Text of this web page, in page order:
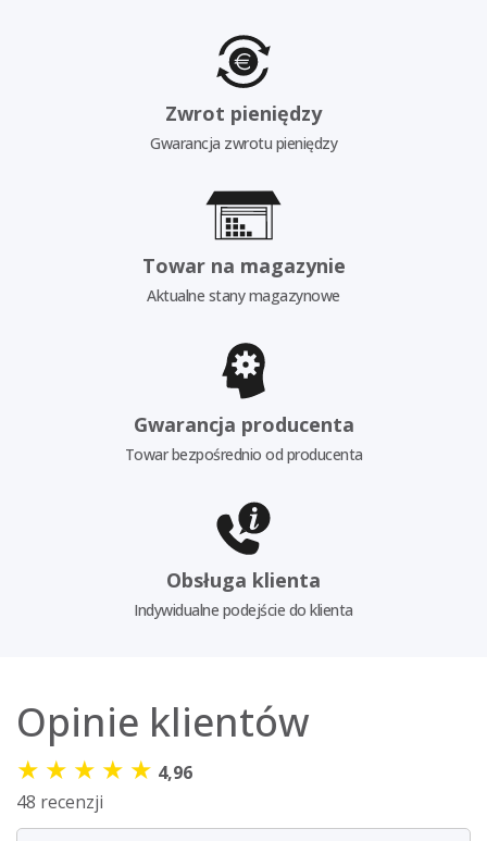
Zwrot pieniędzy
Gwarancja zwrotu pieniędzy
Towar na magazynie
Aktualne stany magazynowe
Gwarancja producenta
Towar bezpośrednio od producenta
Obsługa klienta
Indywidualne podejście do klienta
Opinie klientów
★ ★ ★ ★ ★ 4,96
48 recenzji